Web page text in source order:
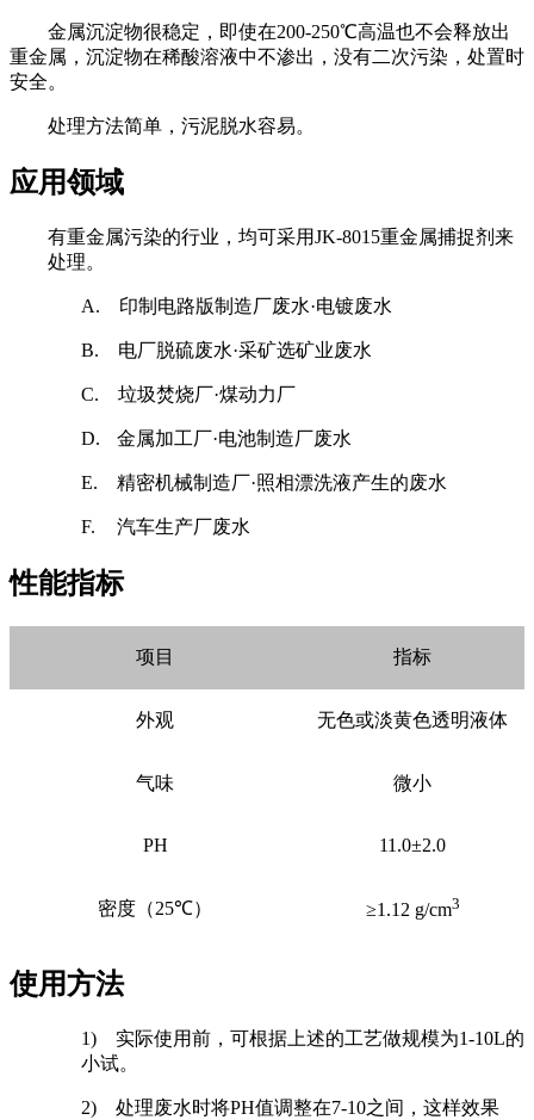
金属沉淀物很稳定，即使在200-250℃高温也不会释放出
重金属，沉淀物在稀酸溶液中不渗出，没有二次污染，处置时
安全。
处理方法简单，污泥脱水容易。
应用领域
有重金属污染的行业，均可采用JK-8015重金属捕捉剂来
处理。
A. 印制电路版制造厂废水·电镀废水
B. 电厂脱硫废水·采矿选矿业废水
C. 垃圾焚烧厂·煤动力厂
D. 金属加工厂·电池制造厂废水
E. 精密机械制造厂·照相漂洗液产生的废水
F. 汽车生产厂废水
性能指标
项目 指标
外观 无色或淡黄色透明液体
气味 微小
PH 11.0±2.0
密度（25℃） ≥1.12 g/cm3
使用方法
1) 实际使用前，可根据上述的工艺做规模为1-10L的
小试。
2) 处理废水时将PH值调整在7-10之间，这样效果